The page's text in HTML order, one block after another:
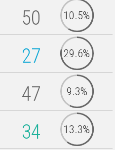
50 10.5%
27 29.6%
47 9.3%
34 13.3%